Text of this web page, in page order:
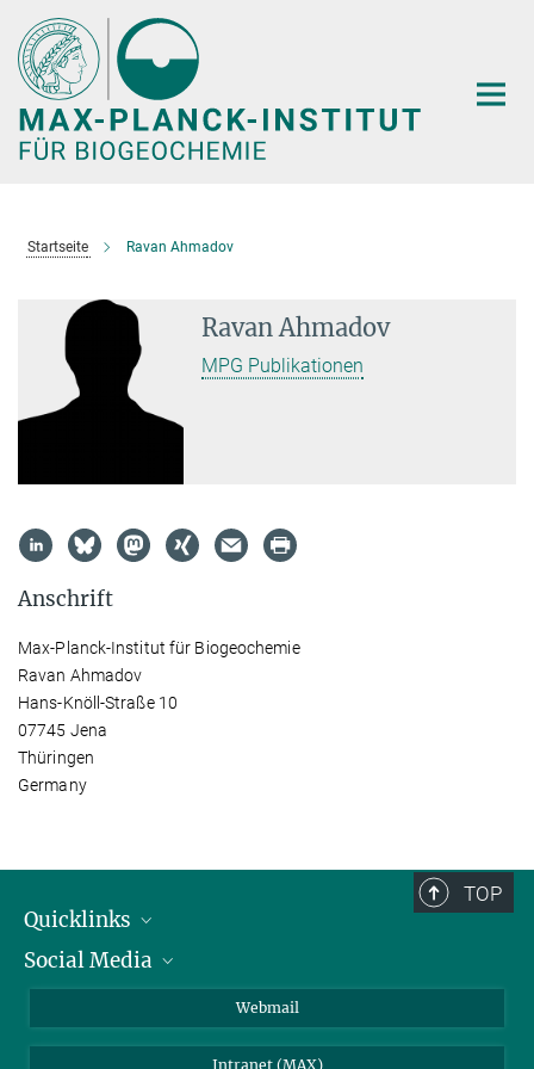
Hauptinhalt
Startseite Ravan Ahmadov
Ravan Ahmadov
MPG Publikationen
Anschrift
Max-Planck-Institut für Biogeochemie
Ravan Ahmadov
Hans-Knöll-Straße 10
07745 Jena
Thüringen
Germany
TOP
Quicklinks
IMPRS Graduiertenschule
Social Media
Webmail
Intranet (MAX)